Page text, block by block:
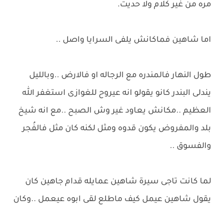
مره من غير كلام ولا حديت.
اما شاهين فماكانش يلفى السرايا واصل ..
طول النهار فالمندره مع الرجاله او فالارض ..وبالليل
يندلى البندر كانو يقولو انه عيروح للغوازى استغفر الله
العظيم ..مكانش يعاود غير وش الصبح ..مع انه شيخ
بلد والمفروض يكون قدوه ومثل لكنه كان مثل فالفُجر
والفسوق ..
لما كانت تاجى سيرة شاهين عمايله قدام جاهين كان
يقول شاهين عيمل كيف ماطلع لقى ابوه عيعمل ..وكان